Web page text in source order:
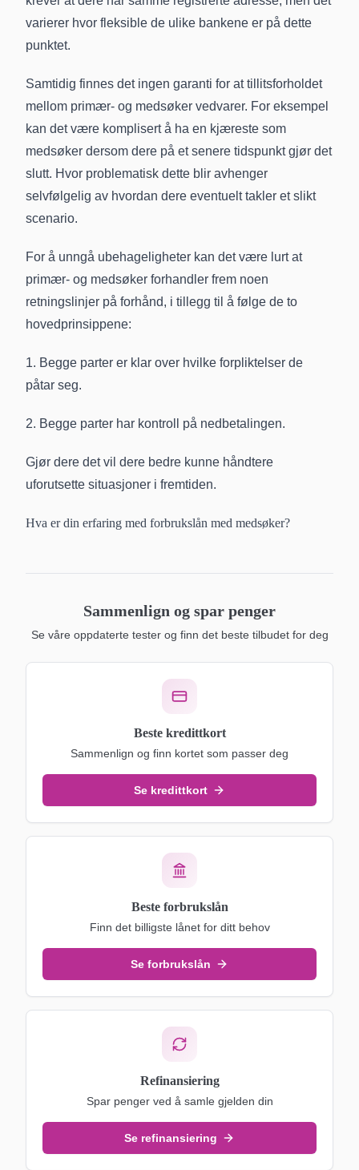
varierer hvor fleksible de ulike bankene er på dette
punktet.
Samtidig finnes det ingen garanti for at tillitsforholdet
mellom primær- og medsøker vedvarer. For eksempel
kan det være komplisert å ha en kjæreste som
medsøker dersom dere på et senere tidspunkt gjør det
slutt. Hvor problematisk dette blir avhenger
selvfølgelig av hvordan dere eventuelt takler et slikt
scenario.
For å unngå ubehageligheter kan det være lurt at
primær- og medsøker forhandler frem noen
retningslinjer på forhånd, i tillegg til å følge de to
hovedprinsippene:
1. Begge parter er klar over hvilke forpliktelser de
påtar seg.
2. Begge parter har kontroll på nedbetalingen.
Gjør dere det vil dere bedre kunne håndtere
uforutsette situasjoner i fremtiden.
Hva er din erfaring med forbrukslån med medsøker?
Sammenlign og spar penger
Se våre oppdaterte tester og finn det beste tilbudet for deg
Beste kredittkort
Sammenlign og finn kortet som passer deg
Se kredittkort
Beste forbrukslån
Finn det billigste lånet for ditt behov
Se forbrukslån
Refinansiering
Spar penger ved å samle gjelden din
Se refinansiering